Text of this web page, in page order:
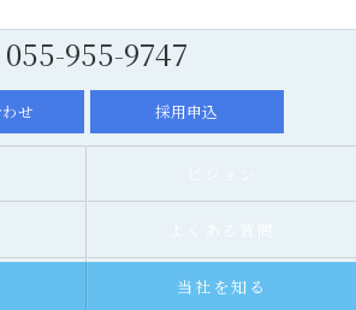
055-955-9747
せ 採用申込
当社を知る